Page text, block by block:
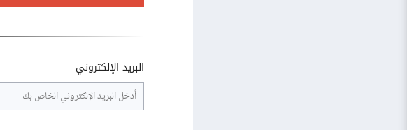
البريد الإلكتروني